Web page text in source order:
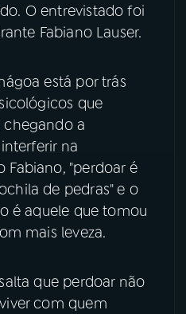
Facebook
X
O entrevistado foi
Fabiano Lauser.
está por trás
que
a
na
Fabiano, "perdoar é
de pedras" e o
é aquele que tomou
mais leveza.
que perdoar não
com quem